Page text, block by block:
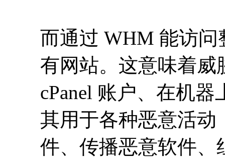
而通过 WHM 能访
有网站。这意味着威
cPanel 账户、在机
其用于各种恶意活动
件、传播恶意软件、